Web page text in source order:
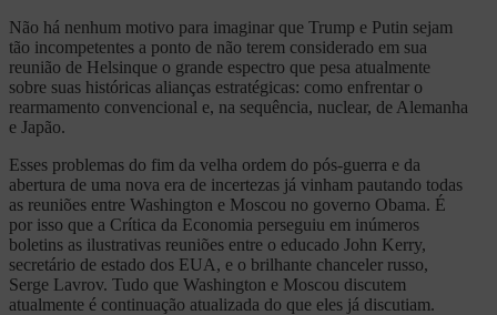
Não há nenhum motivo para imaginar que Trump e Putin sejam
tão incompetentes a ponto de não terem considerado em sua
reunião de Helsinque o grande espectro que pesa atualmente
sobre suas históricas alianças estratégicas: como enfrentar o
rearmamento convencional e, na sequência, nuclear, de Alemanha
e Japão.
Esses problemas do fim da velha ordem do pós-guerra e da
abertura de uma nova era de incertezas já vinham pautando todas
as reuniões entre Washington e Moscou no governo Obama. É
por isso que a Crítica da Economia perseguiu em inúmeros
boletins as ilustrativas reuniões entre o educado John Kerry,
secretário de estado dos EUA, e o brilhante chanceler russo,
Serge Lavrov. Tudo que Washington e Moscou discutem
atualmente é continuação atualizada do que eles já discutiam.